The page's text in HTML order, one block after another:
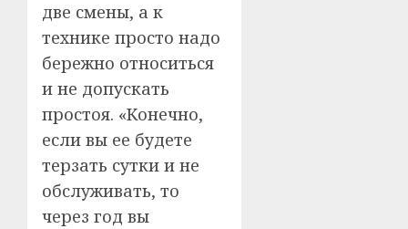
две смены, а к
технике просто надо
бережно относиться
и не допускать
простоя. «Конечно,
если вы ее будете
терзать сутки и не
обслуживать, то
через год вы